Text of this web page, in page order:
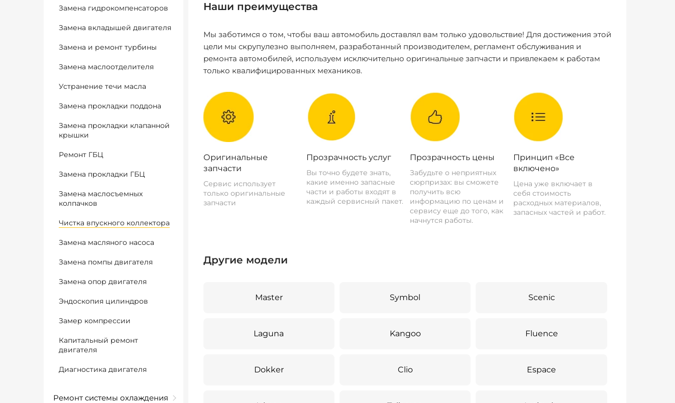
Замена гидрокомпенсаторов
Замена вкладышей двигателя
Замена и ремонт турбины
Замена маслоотделителя
Устранение течи масла
Замена прокладки поддона
Замена прокладки клапанной
крышки
Ремонт ГБЦ
Замена прокладки ГБЦ
Замена маслосъемных
колпачков
Чистка впускного коллектора
Замена масляного насоса
Замена помпы двигателя
Замена опор двигателя
Эндоскопия цилиндров
Замер компрессии
Капитальный ремонт
двигателя
Диагностика двигателя
Ремонт системы охлаждения
Наши преимущества
Мы заботимся о том, чтобы ваш автомобиль доставлял вам только удовольствие! Для достижения этой
цели мы скрупулезно выполняем, разработанный производителем, регламент обслуживания и
ремонта автомобилей, используем исключительно оригинальные запчасти и привлекаем к работам
только квалифицированных механиков.
Оригинальные
запчасти
Сервис использует
только оригинальные
запчасти
Прозрачность услуг
Вы точно будете знать,
какие именно запасные
части и работы входят в
каждый сервисный пакет.
Прозрачность цены
Забудьте о неприятных
сюрпризах: вы сможете
получить всю
информацию по ценам и
сервису еще до того, как
начнутся работы.
Принцип «Все
включено»
Цена уже включает в
себя стоимость
расходных материалов,
запасных частей и работ.
Другие модели
Master Symbol Scenic
Laguna Kangoo Fluence
Dokker Clio Espace